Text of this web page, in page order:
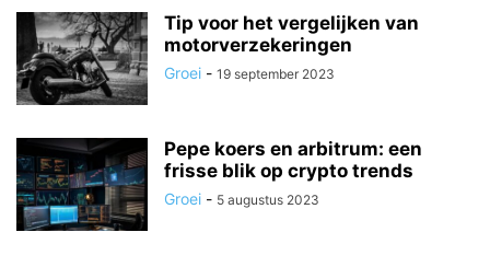
Tip voor het vergelijken van
motorverzekeringen
Groei - 19 september 2023
Pepe koers en arbitrum: een
frisse blik op crypto trends
Groei - 5 augustus 2023